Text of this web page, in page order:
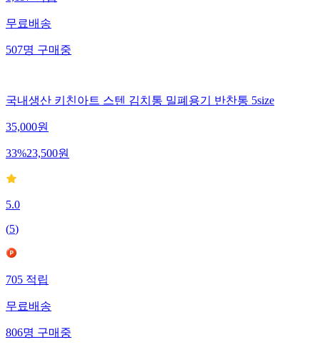
무료배송
507명 구매중
국내생산 키친아트 스텐 김치통 밀폐용기 반찬통 5size
35,000원
33%23,500원
5.0
(5)
705 적립
무료배송
806명 구매중